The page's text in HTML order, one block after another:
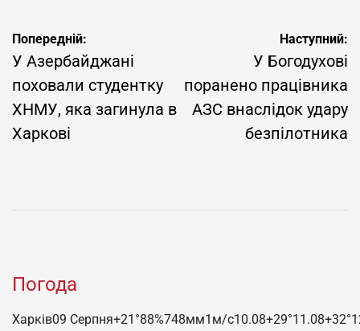
Навігація
записів
Попередній:
У Азербайджані
поховали студентку
ХНМУ, яка загинула в
Харкові
Наступний:
У Богодухові
поранено працівника
АЗС внаслідок удару
безпілотника
Погода
Харків09 Серпня+21°88%748мм1 м/c10.08+29°11.08+32°